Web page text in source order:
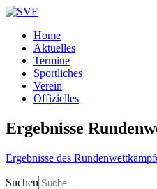
Home
Aktuelles
Termine
Sportliches
Verein
Offizielles
Ergebnisse
Ergebnisse des
Suchen